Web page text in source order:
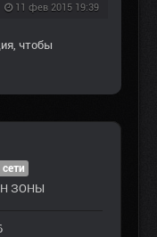
11 фев 2015 19:39
, чтобы
сети
ЗOНЫ